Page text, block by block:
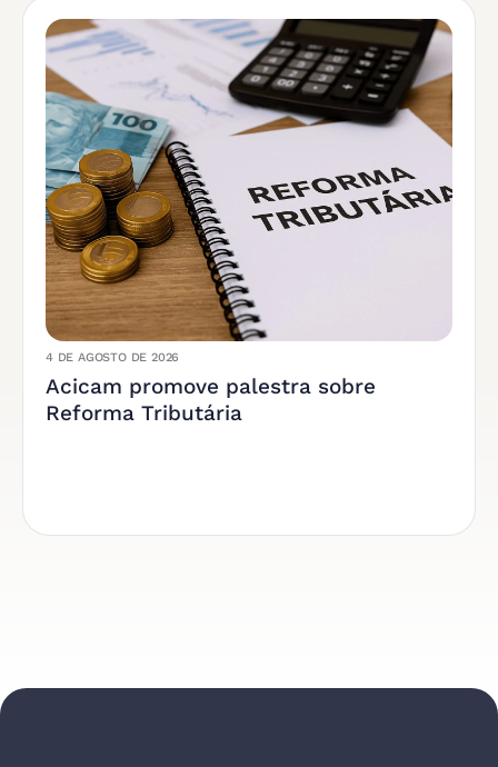
4 DE AGOSTO DE 2026
Acicam promove palestra sobre
Reforma Tributária